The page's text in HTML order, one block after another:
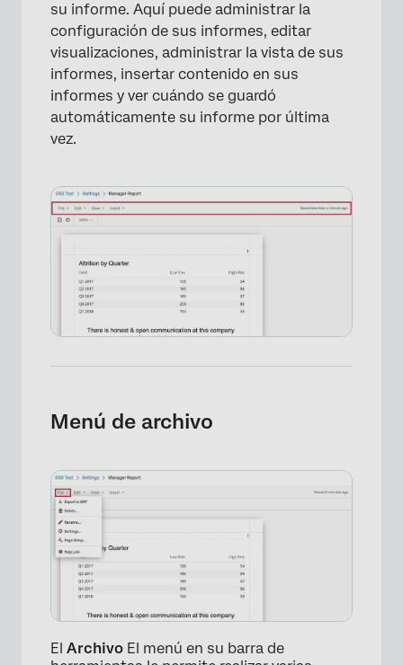
su informe. Aquí puede administrar la
configuración de sus informes, editar
visualizaciones, administrar la vista de sus
informes, insertar contenido en sus
informes y ver cuándo se guardó
automáticamente su informe por última
vez.
Menú de archivo
El Archivo El menú en su barra de